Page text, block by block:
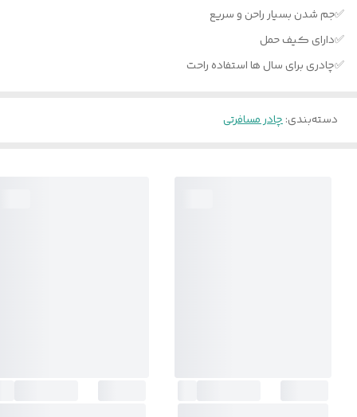
✅جم شدن بسیار راحن و سریع
✅دارای کیف حمل
✅چادری برای سال ها استفاده راحت
دسته‌بندی:چادر مسافرتی